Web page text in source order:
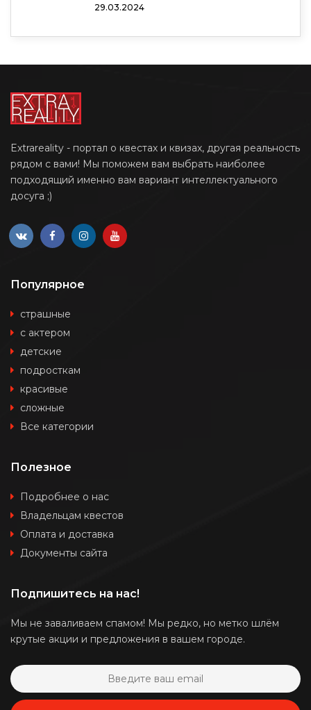
29.03.2024
Extrareality - портал о квестах и квизах, другая реальность
рядом с вами! Мы поможем вам выбрать наиболее
подходящий именно вам вариант интеллектуального
досуга ;)
Популярное
страшные
с актером
детские
подросткам
красивые
сложные
Все категории
Полезное
Подробнее о нас
Владельцам квестов
Оплата и доставка
Документы сайта
Подпишитесь на нас!
Мы не заваливаем спамом! Мы редко, но метко шлём
крутые акции и предложения в вашем городе.